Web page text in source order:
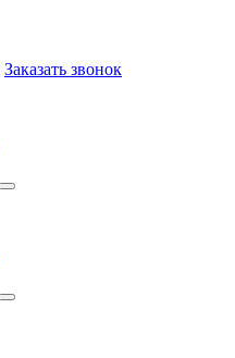
Заказать звонок